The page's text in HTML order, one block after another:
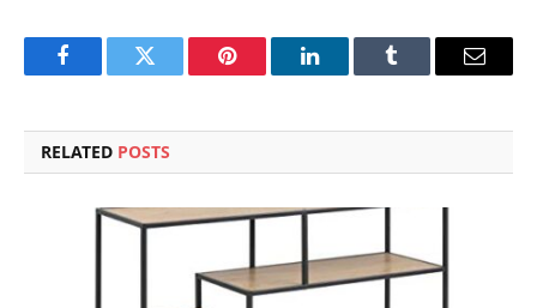
FacebookTwitter Pinterest LinkedInTumblr Email
RELATED POSTS